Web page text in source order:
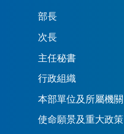
部長
次長
主任秘書
行政組織
本部單位及所屬機關
使命願景及重大政策